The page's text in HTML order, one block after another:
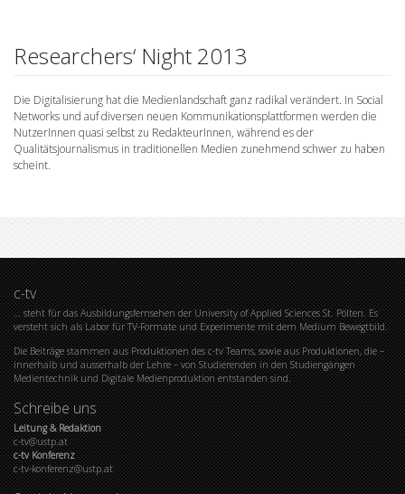
Researchers‘ Night 2013
Die Digitalisierung hat die Medienlandschaft ganz radikal verändert. In Social
Networks und auf diversen neuen Kommunikationsplattformen werden die
NutzerInnen quasi selbst zu RedakteurInnen, während es der
Qualitätsjournalismus in traditionellen Medien zunehmend schwer zu haben
scheint.
c-tv
… steht für das Ausbildungsfernsehen der University of Applied Sciences St. Pölten. Es
versteht sich als Labor für TV-Formate und Experimente mit dem Medium Bewegtbild.
Die Beiträge stammen aus Produktionen des c-tv Teams, sowie aus Produktionen, die –
innerhalb und ausserhalb der Lehre – von Studierenden in den Studiengängen
Medientechnik und Digitale Medienproduktion entstanden sind.
Schreibe uns
Leitung & Redaktion
c-tv@ustp.at
c-tv Konferenz
c-tv-konferenz@ustp.at